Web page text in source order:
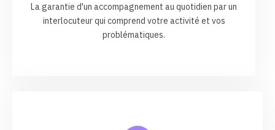
La garantie d'un accompagnement au quotidien par un
interlocuteur qui comprend votre activité et vos
problématiques.